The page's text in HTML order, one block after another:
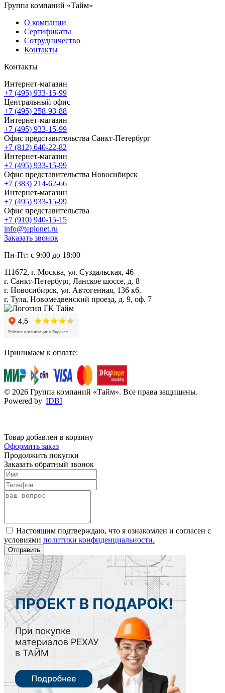
Группа компаний «Тайм»
О компании
Сертификаты
Сотрудничество
Контакты
Контакты
Интернет-магазин
+7 (495) 933-15-99
Центральный офис
+7 (495) 258-93-88
Интернет-магазин
+7 (495) 933-15-99
Офис представительства Санкт-Петербург
+7 (812) 640-22-82
Интернет-магазин
+7 (495) 933-15-99
Офис представительства Новосибирск
+7 (383) 214-62-66
Интернет-магазин
+7 (495) 933-15-99
Офис представительства
+7 (910) 940-15-15
info@teplonet.ru
Заказать звонок
Пн-Пт: с 9:00 до 18:00
111672, г. Москва, ул. Суздальская, 46
г. Санкт-Петербург, Ланское шоссе, д. 8
г. Новосибирск, ул. Автогенная, 136 к6.
г. Тула, Новомедвенский проезд, д. 9, оф. 7
Принимаем к оплате:
© 2026 Группа компаний «Тайм». Все права защищены.
Powered by IDBI
Товар добавлен в корзину
Оформить заказ
Продолжить покупки
Заказать обратный звонок
Настоящим подтверждаю, что я ознакомлен и согласен с
условиями политики конфиденциальности.
Отправить